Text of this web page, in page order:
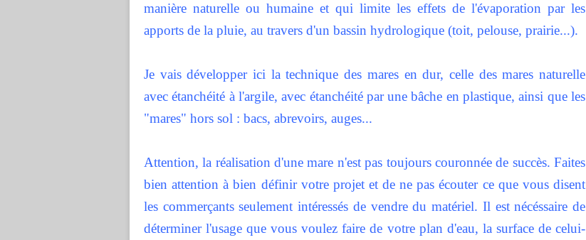
manière naturelle ou humaine et qui limite les effets de l'évaporation par les
apports de la pluie, au travers d'un bassin hydrologique (toit, pelouse, prairie...).
Je vais développer ici la technique des mares en dur, celle des mares naturelle
avec étanchéité à l'argile, avec étanchéité par une bâche en plastique, ainsi que les
"mares" hors sol : bacs, abrevoirs, auges...
Attention, la réalisation d'une mare n'est pas toujours couronnée de succès. Faites
bien attention à bien définir votre projet et de ne pas écouter ce que vous disent
les commerçants seulement intéressés de vendre du matériel. Il est nécéssaire de
déterminer l'usage que vous voulez faire de votre plan d'eau, la surface de celui-